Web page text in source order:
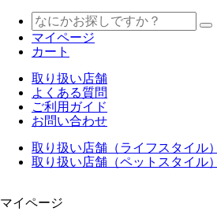
マイページ
カート
取り扱い店舗
よくある質問
ご利用ガイド
お問い合わせ
取り扱い店舗（ライフスタイル）
取り扱い店舗（ペットスタイル）
マイページ